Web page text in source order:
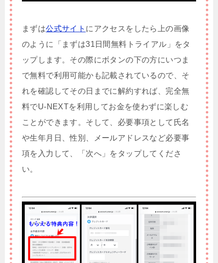
まずは公式サイト にアクセスをしたら上の画像
のように「まずは31日間無料トライアル」をタ
ップします。その際にボタンの下の方にいつま
で無料で利用可能かも記載されているので、そ
れを確認してその日までに解約すれば、完全無
料でU-NEXTを利用してお金を使わずに楽しむ
ことができます。そして、必要事項として氏名
や生年月日、性別、メールアドレスなど必要事
項を入力して、「次へ」をタップしてくださ
い。